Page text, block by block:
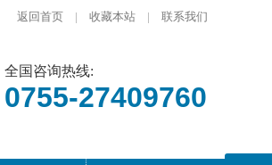
返回首页 | 收藏本站 | 联系我们
全国咨询热线:
0755-27409760